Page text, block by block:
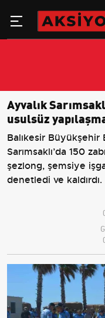
Ayvalık
usulsüz
Balıkesir
Sarımsaklı’da 150
şezlong, şemsiye
denetledi ve kaldırdı.